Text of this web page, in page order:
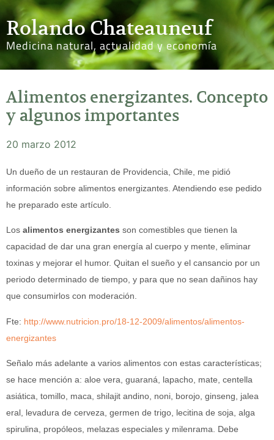
Rolando Chateauneuf
Medicina natural, actualidad y economía
Alimentos energizantes. Concepto
y algunos importantes
20 marzo 2012
Un dueño de un restauran de Providencia, Chile, me pidió
información sobre alimentos energizantes. Atendiendo ese pedido
he preparado este artículo.
Los alimentos energizantes son comestibles que tienen la
capacidad de dar una gran energía al cuerpo y mente, eliminar
toxinas y mejorar el humor. Quitan el sueño y el cansancio por un
periodo determinado de tiempo, y para que no sean dañinos hay
que consumirlos con moderación.
Fte: http://www.nutricion.pro/18-12-2009/alimentos/alimentos-
energizantes
Señalo más adelante a varios alimentos con estas características;
se hace mención a: aloe vera, guaraná, lapacho, mate, centella
asiática, tomillo, maca, shilajit andino, noni, borojo, ginseng, jalea
eral, levadura de cerveza, germen de trigo, lecitina de soja, alga
spirulina, propóleos, melazas especiales y milenrama. Debe